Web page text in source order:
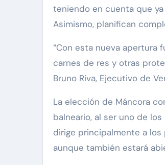
teniendo en cuenta que
Asimismo, planifican
“Con esta nueva apertura
carnes de res y otras
Bruno Riva, Ejecutivo de
La elección de Máncora
balneario, al ser uno de
dirige principalmente a
aunque también estará